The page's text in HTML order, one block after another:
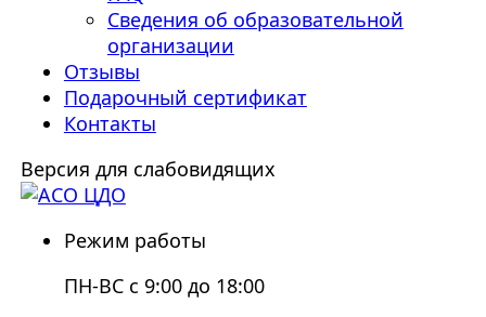
Сведения об образовательной
организации
Отзывы
Подарочный сертификат
Контакты
Версия для слабовидящих
Режим работы
ПН-ВС с 9:00 до 18:00